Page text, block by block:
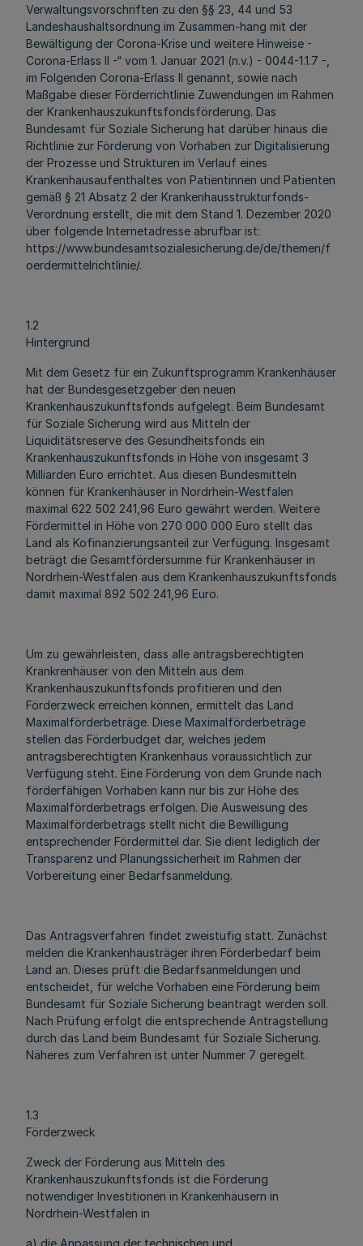
Verwaltungsvorschriften zu den §§ 23, 44 und 53
Landeshaushaltsordnung im Zusammen-hang mit der
Bewältigung der Corona-Krise und weitere Hinweise -
Corona-Erlass II -“ vom 1. Januar 2021 (n.v.) - 0044-1.1.7 -,
im Folgenden Corona-Erlass II genannt, sowie nach
Maßgabe dieser Förderrichtlinie Zuwendungen im Rahmen
der Krankenhauszukunftsfondsförderung. Das
Bundesamt für Soziale Sicherung hat darüber hinaus die
Richtlinie zur Förderung von Vorhaben zur Digitalisierung
der Prozesse und Strukturen im Verlauf eines
Krankenhausaufenthaltes von Patientinnen und Patienten
gemäß § 21 Absatz 2 der Krankenhausstrukturfonds-
Verordnung erstellt, die mit dem Stand 1. Dezember 2020
über folgende Internetadresse abrufbar ist:
https://www.bundesamtsozialesicherung.de/de/themen/f
oerdermittelrichtlinie/.
1.2
Hintergrund
Mit dem Gesetz für ein Zukunftsprogramm Krankenhäuser
hat der Bundesgesetzgeber den neuen
Krankenhauszukunftsfonds aufgelegt. Beim Bundesamt
für Soziale Sicherung wird aus Mitteln der
Liquiditätsreserve des Gesundheitsfonds ein
Krankenhauszukunftsfonds in Höhe von insgesamt 3
Milliarden Euro errichtet. Aus diesen Bundesmitteln
können für Krankenhäuser in Nordrhein-Westfalen
maximal 622 502 241,96 Euro gewährt werden. Weitere
Fördermittel in Höhe von 270 000 000 Euro stellt das
Land als Kofinanzierungsanteil zur Verfügung. Insgesamt
beträgt die Gesamtfördersumme für Krankenhäuser in
Nordrhein-Westfalen aus dem Krankenhauszukunftsfonds
damit maximal 892 502 241,96 Euro.
Um zu gewährleisten, dass alle antragsberechtigten
Krankrenhäuser von den Mitteln aus dem
Krankenhauszukunftsfonds profitieren und den
Förderzweck erreichen können, ermittelt das Land
Maximalförderbeträge. Diese Maximalförderbeträge
stellen das Förderbudget dar, welches jedem
antragsberechtigten Krankenhaus voraussichtlich zur
Verfügung steht. Eine Förderung von dem Grunde nach
förderfähigen Vorhaben kann nur bis zur Höhe des
Maximalförderbetrags erfolgen. Die Ausweisung des
Maximalförderbetrags stellt nicht die Bewilligung
entsprechender Fördermittel dar. Sie dient lediglich der
Transparenz und Planungssicherheit im Rahmen der
Vorbereitung einer Bedarfsanmeldung.
Das Antragsverfahren findet zweistufig statt. Zunächst
melden die Krankenhausträger ihren Förderbedarf beim
Land an. Dieses prüft die Bedarfsanmeldungen und
entscheidet, für welche Vorhaben eine Förderung beim
Bundesamt für Soziale Sicherung beantragt werden soll.
Nach Prüfung erfolgt die entsprechende Antragstellung
durch das Land beim Bundesamt für Soziale Sicherung.
Näheres zum Verfahren ist unter Nummer 7 geregelt.
1.3
Förderzweck
Zweck der Förderung aus Mitteln des
Krankenhauszukunftsfonds ist die Förderung
notwendiger Investitionen in Krankenhäusern in
Nordrhein-Westfalen in
a) die Anpassung der technischen und